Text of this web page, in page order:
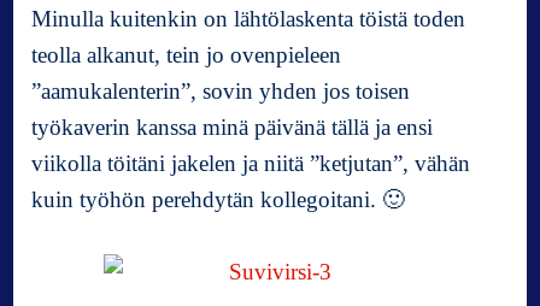
Minulla kuitenkin on lähtölaskenta töistä toden
teolla alkanut, tein jo ovenpieleen
”aamukalenterin”, sovin yhden jos toisen
työkaverin kanssa minä päivänä tällä ja ensi
viikolla töitäni jakelen ja niitä ”ketjutan”, vähän
kuin työhön perehdytän kollegoitani. 🙂